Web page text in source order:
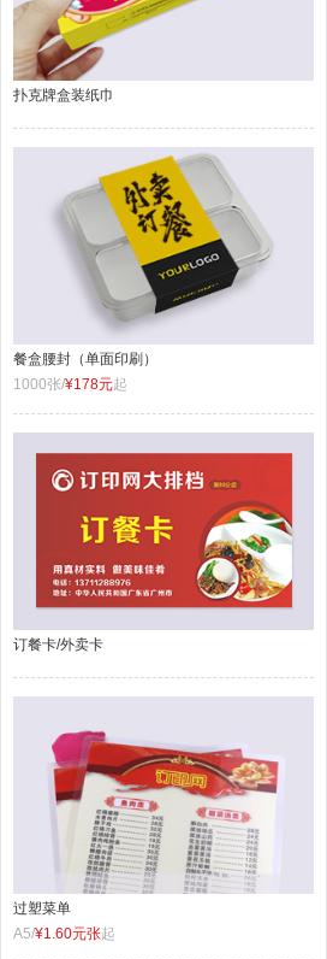
扑克牌盒装纸巾
餐盒腰封（单面印刷）
1000张/¥178元起
订餐卡/外卖卡
过塑菜单
A5/¥1.60元张起